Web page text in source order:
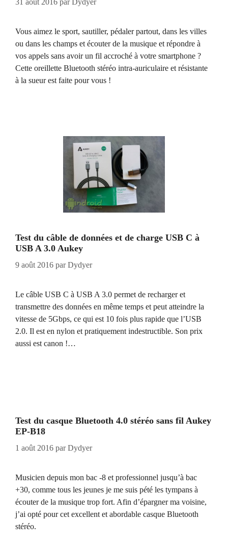
31 août 2016 parDydyer
Vous aimez le sport, sautiller, pédaler partout, dans les villes
ou dans les champs et écouter de la musique et répondre à
vos appels sans avoir un fil accroché à votre smartphone ?
Cette oreillette Bluetooth stéréo intra-auriculaire et résistante
à la sueur est faite pour vous !
Test du câble de données et de charge USB C à
USB A 3.0 Aukey
9 août 2016 parDydyer
Le câble USB C à USB A 3.0 permet de recharger et
transmettre des données en même temps et peut atteindre la
vitesse de 5Gbps, ce qui est 10 fois plus rapide que l’USB
2.0. Il est en nylon et pratiquement indestructible. Son prix
aussi est canon !…
Test du casque Bluetooth 4.0 stéréo sans fil Aukey
EP-B18
1 août 2016 parDydyer
Musicien depuis mon bac -8 et professionnel jusqu’à bac
+30, comme tous les jeunes je me suis pété les tympans à
écouter de la musique trop fort. Afin d’épargner ma voisine,
j’ai opté pour cet excellent et abordable casque Bluetooth
stéréo.